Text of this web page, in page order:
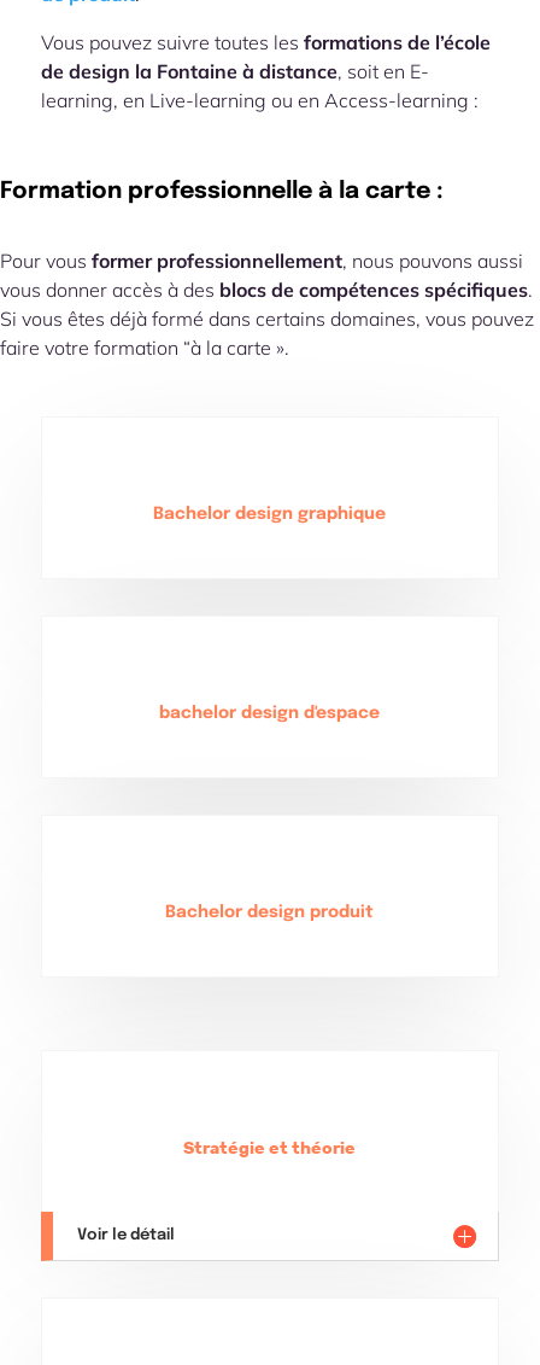
Vous pouvez suivre toutes les formations de l’école
de design la Fontaine à distance, soit en E-
learning, en Live-learning ou en Access-learning :
Formation professionnelle à la carte :
Pour vous former professionnellement, nous pouvons aussi
vous donner accès à des blocs de compétences spécifiques.
Si vous êtes déjà formé dans certains domaines, vous pouvez
faire votre formation “à la carte ».
Bachelor design graphique
bachelor design d'espace
Bachelor design produit
Stratégie et théorie
Voir le détail